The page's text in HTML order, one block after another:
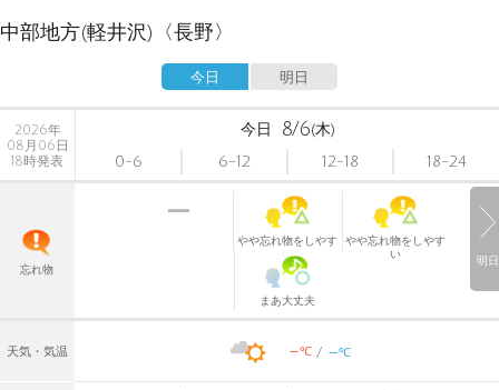
中部地方(軽井沢)〈長野〉
今日 明日
明日
2026年
08月06日
18時発表
今日 8/6(木)
0-6
6-12 12-18 18-24
忘れ物
やや忘れ物をしやす
い
やや忘れ物をしやす
い
まあ大丈夫
天気・気温 -℃ -℃